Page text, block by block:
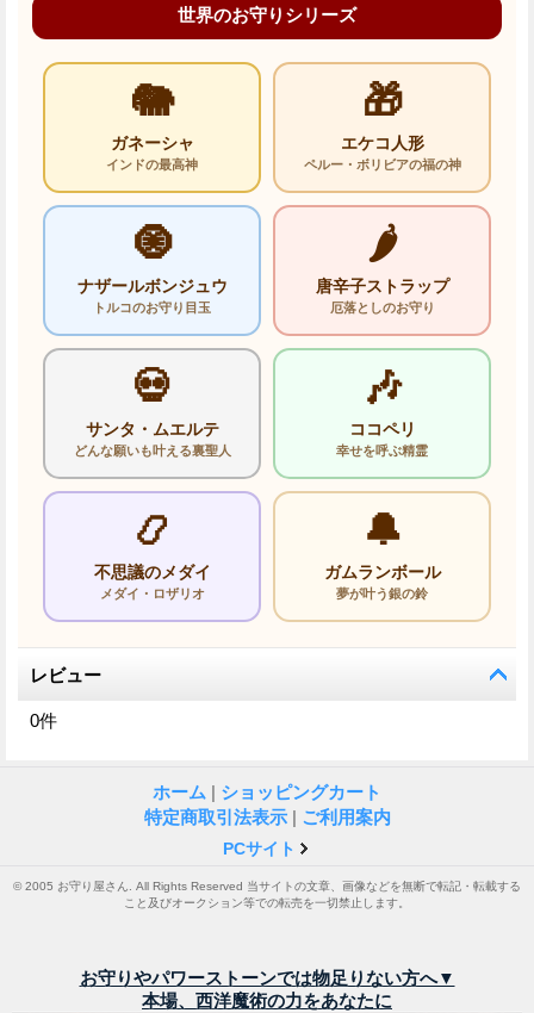
世界のお守りシリーズ
🐘
ガネーシャ
インドの最高神
🎁
エケコ人形
ペルー・ボリビアの福の神
🧿
ナザールボンジュウ
トルコのお守り目玉
🌶️
唐辛子ストラップ
厄落としのお守り
💀
サンタ・ムエルテ
どんな願いも叶える裏聖人
🎶
ココペリ
幸せを呼ぶ精霊
📿
不思議のメダイ
メダイ・ロザリオ
🔔
ガムランボール
夢が叶う銀の鈴
レビュー
0件
ホーム | ショッピングカート
特定商取引法表示 | ご利用案内
PCサイト
© 2005 お守り屋さん. All Rights Reserved 当サイトの文章、画像などを無断で転記・転載する
こと及びオークション等での転売を一切禁止します。
お守りやパワーストーンでは物足りない方へ▼
本場、西洋魔術の力をあなたに